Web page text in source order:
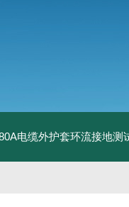
电缆外护套环流接地测